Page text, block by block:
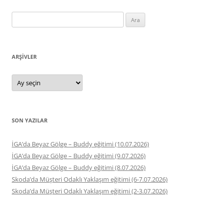
ARŞIVLER
Arşivler
SON YAZILAR
İGA’da Beyaz Gölge – Buddy eğitimi (10.07.2026)
İGA’da Beyaz Gölge – Buddy eğitimi (9.07.2026)
İGA’da Beyaz Gölge – Buddy eğitimi (8.07.2026)
Skoda’da Müşteri Odaklı Yaklaşım eğitimi (6-7.07.2026)
Skoda’da Müşteri Odaklı Yaklaşım eğitimi (2-3.07.2026)